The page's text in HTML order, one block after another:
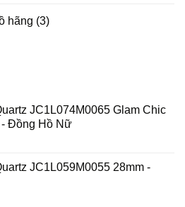
hãng (3)
JC1L074M0065 Glam Chic
- Đồng Hồ Nữ
JC1L059M0055 28mm -